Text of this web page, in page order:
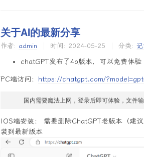
关于AI的最新分享
作者: admin 时间: 2024-05-25 分类:
chatGPT发布了4o版本，可以免费体验
PC端访问： https://chatgpt.com/
国内需要魔法上网，登录后即可体验，文件
IOS端安装： 需要删除ChatGPT老版本（建
装到最新版本